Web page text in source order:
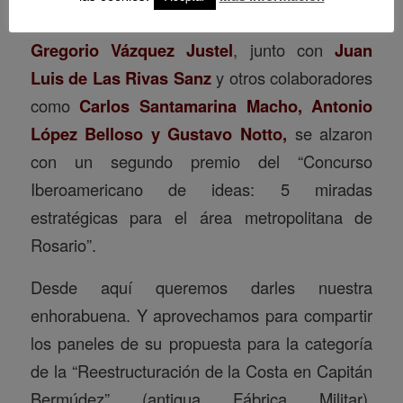
Gregorio Vázquez Justel, junto conJuan
Luis de Las Rivas Sanzy otros colaboradores
como Carlos Santamarina Macho, Antonio
López Belloso y Gustavo Notto, se alzaron
con un segundo premio del “Concurso
Iberoamericano de ideas: 5 miradas
estratégicas para el área metropolitana de
Rosario”.
Desde aquí queremos darles nuestra
enhorabuena. Y aprovechamos para compartir
los paneles de su propuesta para la categoría
de la “Reestructuración de la Costa en Capitán